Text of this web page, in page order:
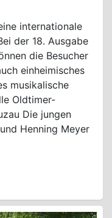
internationale
der 18. Ausgabe
die Besucher
einheimisches
musikalische
Oldtimer-
Die jungen
Henning Meyer